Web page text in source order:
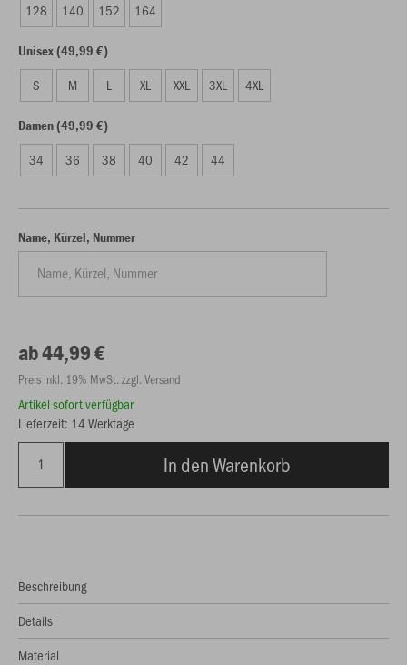
128 140 152 164
Unisex (49,99 €)
S M L XL XXL 3XL 4XL
Damen (49,99 €)
34 36 38 40 42 44
Name, Kürzel, Nummer
ab 44,99 €
Preis inkl. 19% MwSt. zzgl. Versand
Artikel sofort verfügbar
Lieferzeit: 14 Werktage
In den Warenkorb
Beschreibung
Details
Material